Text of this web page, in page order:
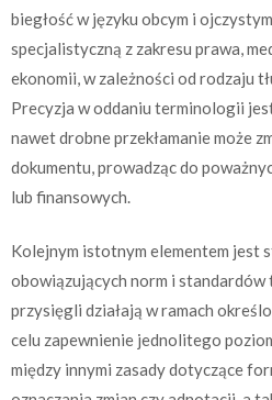
biegłość w języku obcym i
specjalistyczną z zakresu prawa,
ekonomii, w zależności od rodzaju
Precyzja w oddaniu terminologii
nawet drobne przekłamanie może
dokumentu, prowadząc do
lub finansowych.
Kolejnym istotnym elementem jest
obowiązujących norm i standardów
przysięgli działają w ramach
celu zapewnienie jednolitego
między innymi zasady dotyczące